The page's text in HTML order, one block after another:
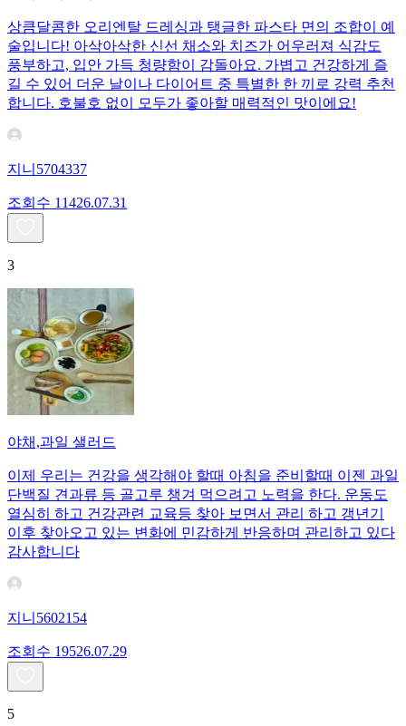
상큼달콤한 오리엔탈 드레싱과 탱글한 파스타 면의 조합이 예
술입니다! 아삭아삭한 신선 채소와 치즈가 어우러져 식감도
풍부하고, 입안 가득 청량함이 감돌아요. 가볍고 건강하게 즐
길 수 있어 더운 날이나 다이어트 중 특별한 한 끼로 강력 추천
합니다. 호불호 없이 모두가 좋아할 매력적인 맛이에요!
지니5704337
조회수 11426.07.31
3
야채,과일 샐러드
이제 우리는 건강을 생각해야 할때 아침을 준비할때 이젠 과일
단백질 견과류 등 골고루 챙겨 먹으려고 노력을 한다. 운동도
열심히 하고 건강관련 교육등 찾아 보면서 관리 하고 갱년기
이후 찾아오고 있는 변화에 민감하게 반응하며 관리하고 있다
감사합니다
지니5602154
조회수 19526.07.29
5